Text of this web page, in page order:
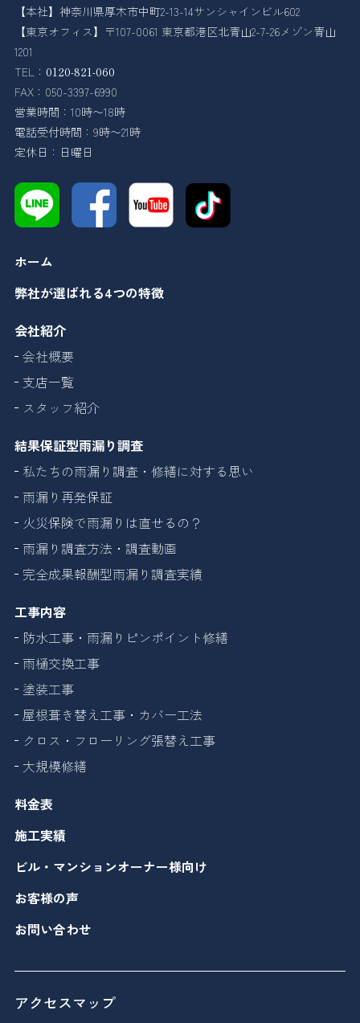
【本社】神奈川県厚木市中町2-13-14サンシャインビル602
【東京オフィス】〒107-0061 東京都港区北青山2-7-26メゾン青山
1201
TEL： 0120-821-060
FAX：050-3397-6990
営業時間：10時〜18時
電話受付時間：9時〜21時
定休日：日曜日
ホーム
弊社が選ばれる4つの特徴
会社紹介
会社概要
支店一覧
スタッフ紹介
結果保証型雨漏り調査
私たちの雨漏り調査・修繕に対する思い
雨漏り再発保証
火災保険で雨漏りは直せるの？
雨漏り調査方法・調査動画
完全成果報酬型雨漏り調査実績
工事内容
防水工事・雨漏りピンポイント修繕
雨樋交換工事
塗装工事
屋根葺き替え工事・カバー工法
クロス・フローリング張替え工事
大規模修繕
料金表
施工実績
ビル・マンションオーナー様向け
お客様の声
お問い合わせ
アクセスマップ